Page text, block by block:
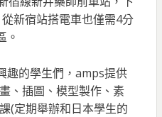
新宿站搭電車也僅需4分
。
趣的學生們，amps提供
、插圖、模型製作、素
(定期舉辦和日本學生的